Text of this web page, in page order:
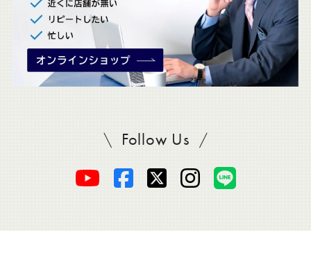
Follow UsSADAをフォロー
オ
オ
オ
オ